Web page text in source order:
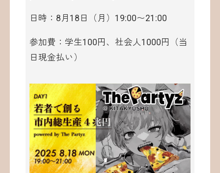
日時：8月18日（月）19:00〜21:00
参加費：学生100円、社会人1000円（当
日現金払い）